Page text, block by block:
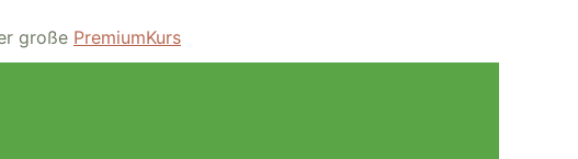
große PremiumKurs